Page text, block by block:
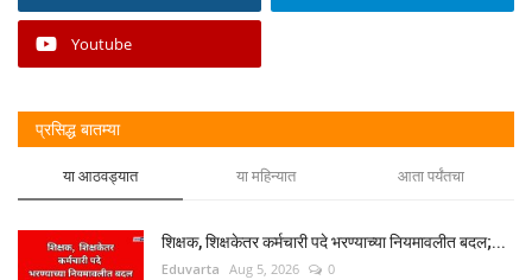
Youtube
प्रसिद्ध बातम्या
या आठवड्यात या महिन्यात आता पर्यंतचा
शिक्षक, शिक्षकेतर कर्मचारी पदे भरण्याच्या नियमावलीत बदल;...
Eduvarta Aug 5, 2026 0